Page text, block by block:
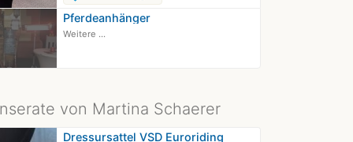
Pferdeanhänger
Weitere ...
von Martina Schaerer
Dressursattel VSD Euroriding